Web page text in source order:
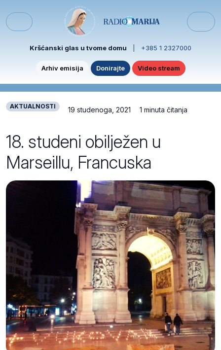
Menu
Kršćanski glas u tvome domu +385 1 2327000
Arhiv emisija Donirajte Video stream
AKTUALNOSTI 19 studenoga, 2021 1 minuta čitanja
18. studeni obilježen u
Marseillu, Francuska